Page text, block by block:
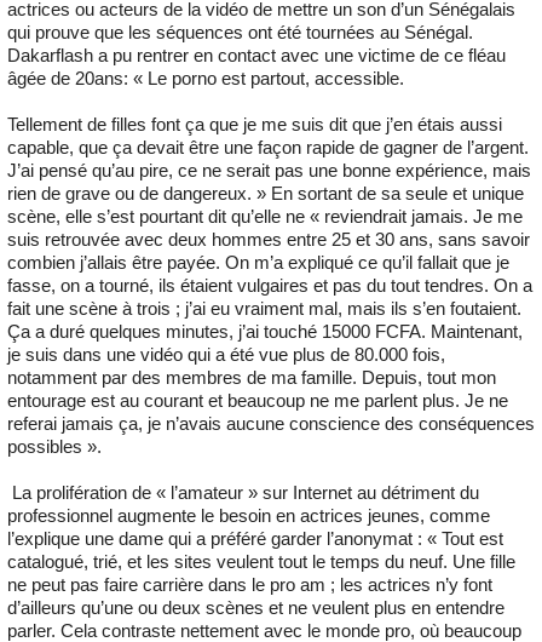
actrices ou acteurs de la vidéo de mettre un son d’un Sénégalais
qui prouve que les séquences ont été tournées au Sénégal.
Dakarflash a pu rentrer en contact avec une victime de ce fléau
âgée de 20ans: « Le porno est partout, accessible.
Tellement de filles font ça que je me suis dit que j’en étais aussi
capable, que ça devait être une façon rapide de gagner de l’argent.
J’ai pensé qu’au pire, ce ne serait pas une bonne expérience, mais
rien de grave ou de dangereux. » En sortant de sa seule et unique
scène, elle s’est pourtant dit qu’elle ne « reviendrait jamais. Je me
suis retrouvée avec deux hommes entre 25 et 30 ans, sans savoir
combien j’allais être payée. On m’a expliqué ce qu’il fallait que je
fasse, on a tourné, ils étaient vulgaires et pas du tout tendres. On a
fait une scène à trois ; j’ai eu vraiment mal, mais ils s’en foutaient.
Ça a duré quelques minutes, j’ai touché 15000 FCFA. Maintenant,
je suis dans une vidéo qui a été vue plus de 80.000 fois,
notamment par des membres de ma famille. Depuis, tout mon
entourage est au courant et beaucoup ne me parlent plus. Je ne
referai jamais ça, je n’avais aucune conscience des conséquences
possibles ».
La prolifération de « l’amateur » sur Internet au détriment du
professionnel augmente le besoin en actrices jeunes, comme
l’explique une dame qui a préféré garder l’anonymat : « Tout est
catalogué, trié, et les sites veulent tout le temps du neuf. Une fille
ne peut pas faire carrière dans le pro am ; les actrices n’y font
d’ailleurs qu’une ou deux scènes et ne veulent plus en entendre
parler. Cela contraste nettement avec le monde pro, où beaucoup